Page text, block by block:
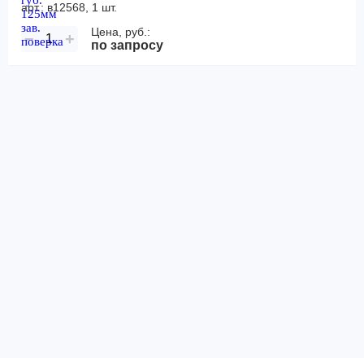
арт.: в12568, 1 шт.
− + Цена, руб.:
по запросу